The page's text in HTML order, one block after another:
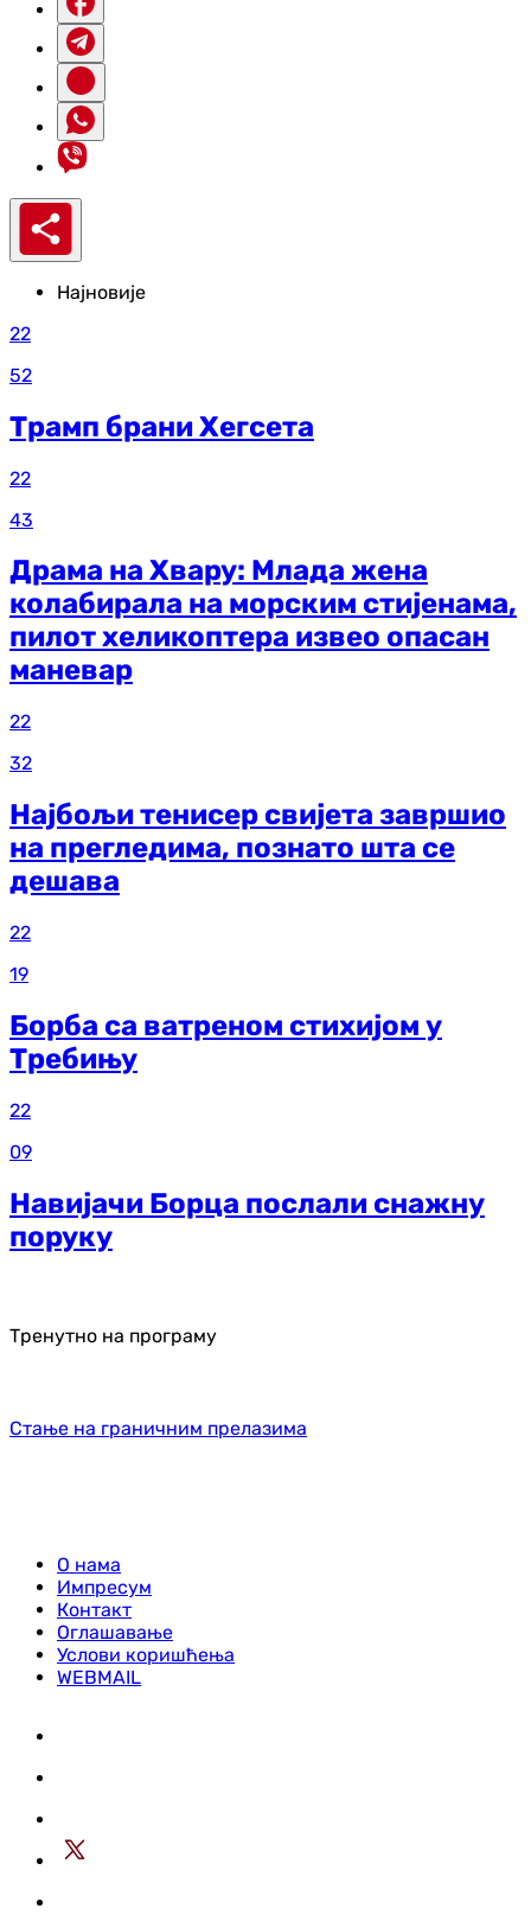
Најновије
22
52
Трамп брани Хегсета
22
43
Драма на Хвару: Млада жена
колабирала на морским стијенама,
пилот хеликоптера извео опасан
маневар
22
32
Најбољи тенисер свијета завршио
на прегледима, познато шта се
дешава
22
19
Борба са ватреном стихијом у
Требињу
22
09
Навијачи Борца послали снажну
поруку
Тренутно на програму
Стање на граничним прелазима
О нама
Импресум
Контакт
Оглашавање
Услови коришћења
WEBMAIL